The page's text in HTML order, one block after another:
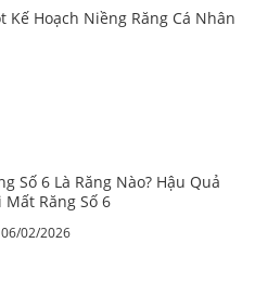
Kế Hoạch Niềng Răng Cá Nhân
Số 6 Là Răng Nào? Hậu Quả
Mất Răng Số 6
06/02/2026